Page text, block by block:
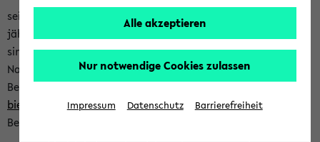
seit 2023 verleiht das Rektorat der Universität Bielefeld
jährlich den Nachhaltigkeitspreis für Abschlussarbeiten. Sie
sind herzlich eingeladen sich mit Ihrer Abschlussarbeit beim
Nachhaltigkeitsbüro zu bewerben. Bitte nutzen Sie für Ihre
Bewerbung dieses Formular<https://formulare.uni-
bielefeld.de/frontend-server/form/provide/913/>. Die
Bewerbungsfrist endet am 30.09.2026.
Alle akzeptieren
Nur notwendige Cookies zulassen
Impressum Datenschutz Barrierefreiheit